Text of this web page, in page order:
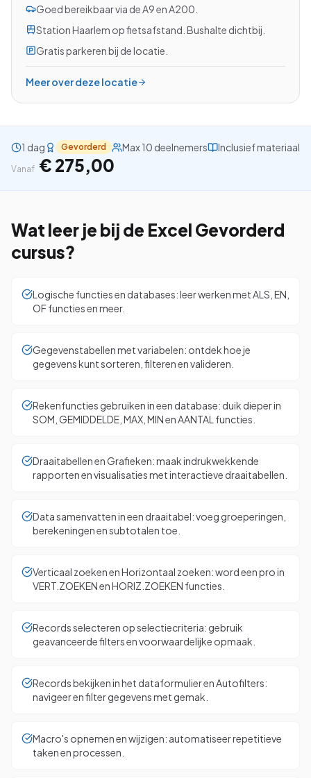
Bel ons: 023-5513409
Gratis studiegids downloaden
Goed bereikbaar via de A9 en A200.
Station Haarlem op fietsafstand. Bushalte dichtbij.
Gratis parkeren bij de locatie.
Meer over deze locatie
1 dag Gevorderd Max 10 deelnemers Inclusief materiaal
Vanaf € 275,00
Wat leer je bij de Excel Gevorderd
cursus?
Logische functies en databases: leer werken met ALS, EN,
OF functies en meer.
Gegevenstabellen met variabelen: ontdek hoe je
gegevens kunt sorteren, filteren en valideren.
Rekenfuncties gebruiken in een database: duik dieper in
SOM, GEMIDDELDE, MAX, MIN en AANTAL functies.
Draaitabellen en Grafieken: maak indrukwekkende
rapporten en visualisaties met interactieve draaitabellen.
Data samenvatten in een draaitabel: voeg groeperingen,
berekeningen en subtotalen toe.
Verticaal zoeken en Horizontaal zoeken: word een pro in
VERT.ZOEKEN en HORIZ.ZOEKEN functies.
Records selecteren op selectiecriteria: gebruik
geavanceerde filters en voorwaardelijke opmaak.
Records bekijken in het dataformulier en Autofilters:
navigeer en filter gegevens met gemak.
Macro's opnemen en wijzigen: automatiseer repetitieve
taken en processen.